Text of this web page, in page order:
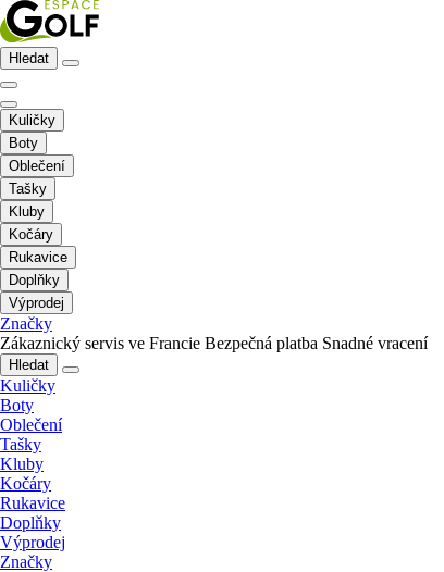
Hledat
Kuličky
Boty
Oblečení
Tašky
Kluby
Kočáry
Rukavice
Doplňky
Výprodej
Značky
Zákaznický servis ve Francie Bezpečná platba Snadné vracení
Hledat
Kuličky
Boty
Oblečení
Tašky
Kluby
Kočáry
Rukavice
Doplňky
Výprodej
Značky